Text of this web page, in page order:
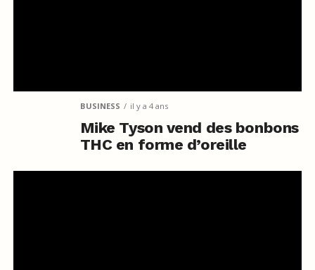
BUSINESS il y a 4 ans
Mike Tyson vend des bonbons
THC en forme d’oreille